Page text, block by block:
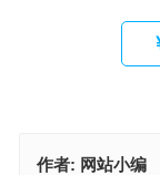
作者: 网站小编